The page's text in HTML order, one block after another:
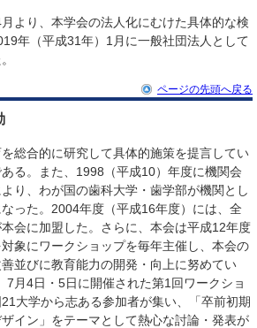
より、本学会の法人化にむけた具体的な検
年（平成31年）1月に一般社団法人として
ページの先頭へ戻る
総合的に研究して具体的施策を提言してい
る。また、1998（平成10）年度に機関会
り、わが国の歯科大学・歯学部が機関とし
った。2004年度（平成16年度）には、全
会に加盟した。さらに、本会は平成12年度
象にワークショップを毎年主催し、本会の
並びに教育能力の開発・向上に努めてい
7月4日・5日に開催された第1回ワークショ
大学から志ある参加者が集い、「卒前初期
イン」をテーマとして熱心な討論・発表が